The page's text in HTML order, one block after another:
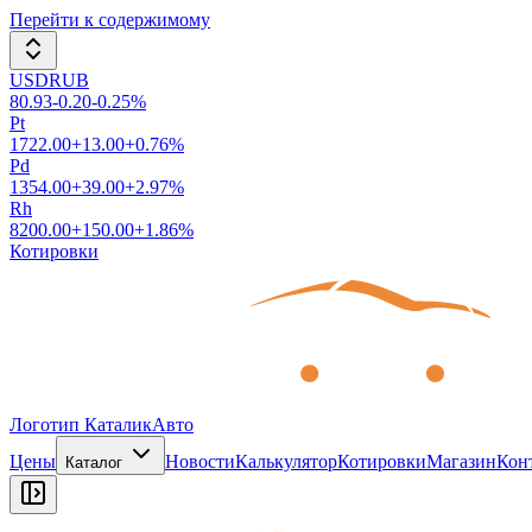
Перейти к содержимому
USDRUB
80.93-0.20-0.25%
Pt
1722.00+13.00+0.76%
Pd
1354.00+39.00+2.97%
Rh
8200.00+150.00+1.86%
Котировки
Логотип КаталикАвто
Цены
Каталог НовостиКалькуляторКотировкиМагазин